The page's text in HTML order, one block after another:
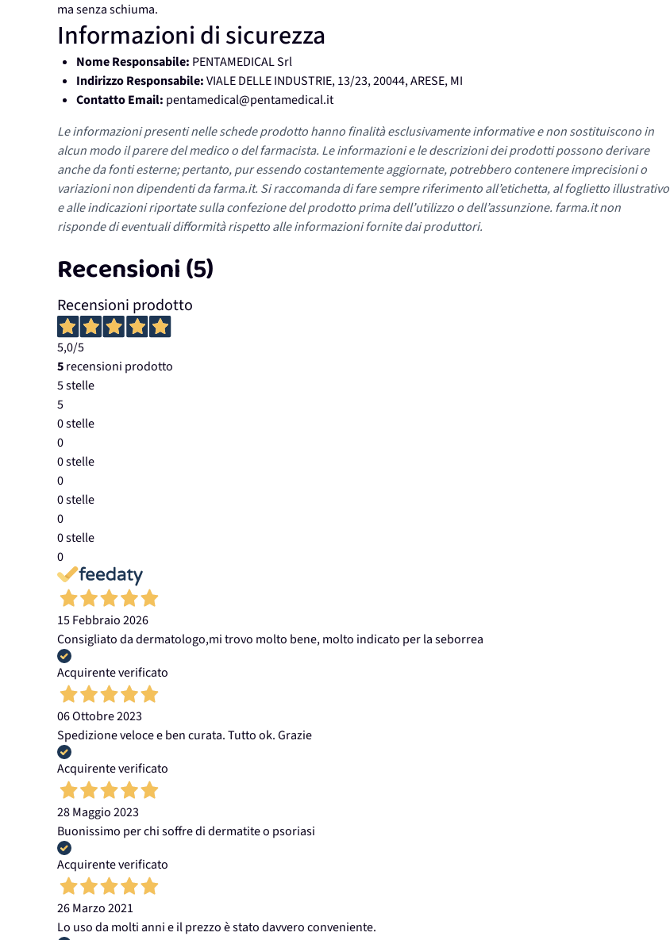
ma senza schiuma.
Informazioni di sicurezza
Nome Responsabile: PENTAMEDICAL Srl
Indirizzo Responsabile:VIALE DELLE INDUSTRIE, 13/23, 20044, ARESE, MI
Contatto Email: pentamedical@pentamedical.it
Le informazioni presenti nelle schede prodotto hanno finalità esclusivamente informative e non sostituiscono in
alcun modo il parere del medico o del farmacista. Le informazioni e le descrizioni dei prodotti possono derivare
anche da fonti esterne; pertanto, pur essendo costantemente aggiornate, potrebbero contenere imprecisioni o
variazioni non dipendenti da farma.it. Si raccomanda di fare sempre riferimento all’etichetta, al foglietto illustrativo
e alle indicazioni riportate sulla confezione del prodotto prima dell’utilizzo o dell’assunzione. farma.it non
risponde di eventuali difformità rispetto alle informazioni fornite dai produttori.
Recensioni (5)
Recensioni prodotto
5,0/5
5recensioni prodotto
5 stelle
5
0 stelle
0
0 stelle
0
0 stelle
0
0 stelle
0
15 Febbraio 2026
Consigliato da dermatologo,mi trovo molto bene, molto indicato per la seborrea
Acquirente verificato
06 Ottobre 2023
Spedizione veloce e ben curata. Tutto ok. Grazie
Acquirente verificato
28 Maggio 2023
Buonissimo per chi soffre di dermatite o psoriasi
Acquirente verificato
26 Marzo 2021
Lo uso da molti anni e il prezzo è stato davvero conveniente.